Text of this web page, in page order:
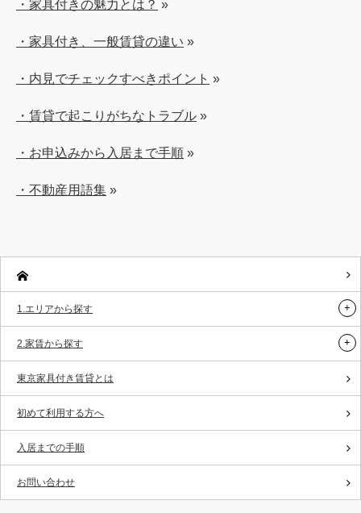
・家具付きの魅力とは？ »
・家具付き、一般賃貸の違い »
・内見でチェックすべきポイント »
・賃貸で起こりがちなトラブル »
・お申込みから入居まで手順 »
・不動産用語集 »
1.エリアから探す
2.家賃から探す
東京家具付き賃貸とは
初めて利用する方へ
入居までの手順
お問い合わせ